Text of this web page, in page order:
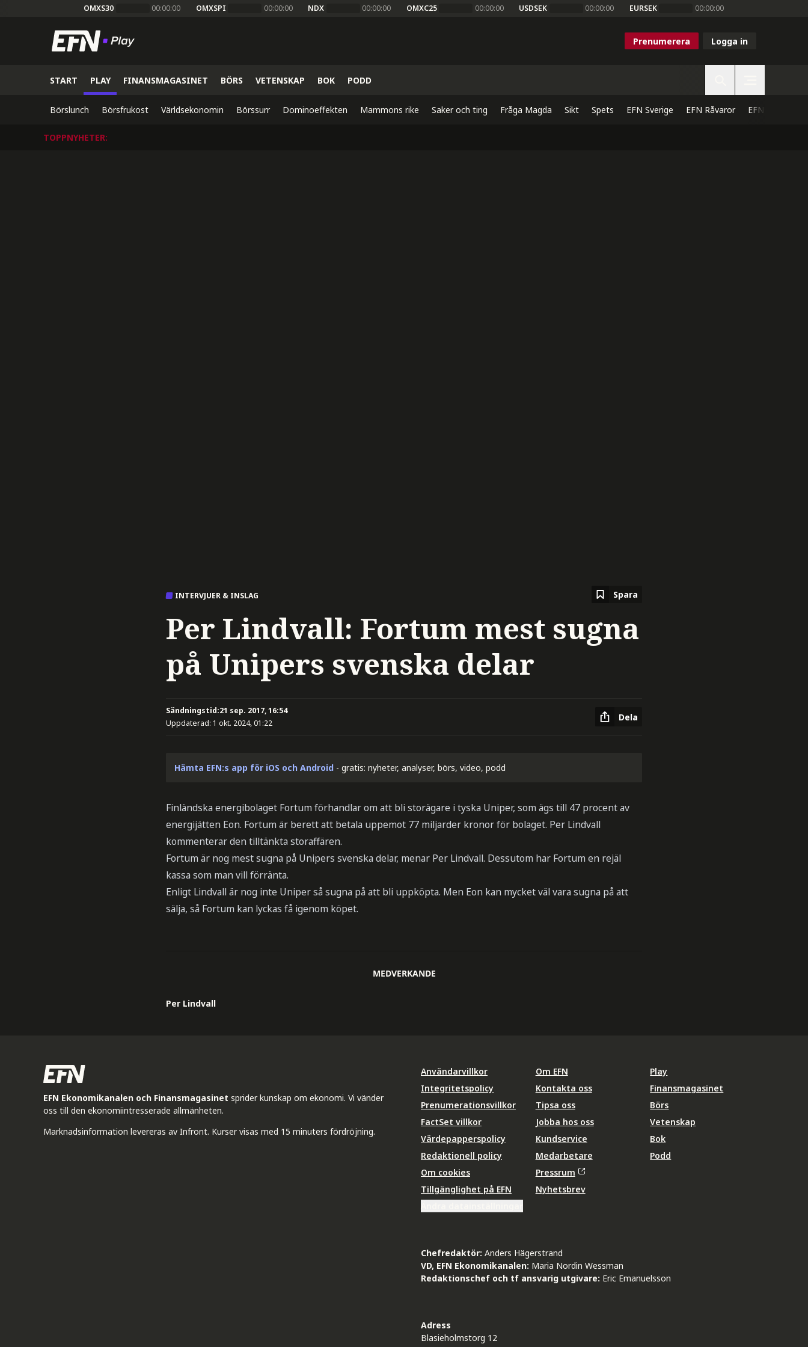
OMXS30 00:00:00 OMXSPI 00:00:00 NDX 00:00:00 OMXC25 00:00:00 USDSEK 00:00:00 EURSEK 00:00:00
Prenumerera Logga in
START PLAY FINANSMAGASINET BÖRS VETENSKAP BOK PODD
Börslunch Börsfrukost Världsekonomin Börssurr Dominoeffekten Mammons rike Saker och ting Fråga Magda Sikt Spets EFN Sverige EFN Råvaror EFN Direkt
TOPPNYHETER:
INTERVJUER & INSLAG Spara
Per Lindvall: Fortum mest sugna
på Unipers svenska delar
Sändningstid:21 sep. 2017, 16:54
Uppdaterad: 1 okt. 2024, 01:22
Dela
Hämta EFN:s app för iOS och Android - gratis: nyheter, analyser, börs, video, podd
Finländska energibolaget Fortum förhandlar om att bli storägare i tyska Uniper, som ägs till 47 procent av
energijätten Eon. Fortum är berett att betala uppemot 77 miljarder kronor för bolaget. Per Lindvall
kommenterar den tilltänkta storaffären.
Fortum är nog mest sugna på Unipers svenska delar, menar Per Lindvall. Dessutom har Fortum en rejäl
kassa som man vill förränta.
Enligt Lindvall är nog inte Uniper så sugna på att bli uppköpta. Men Eon kan mycket väl vara sugna på att
sälja, så Fortum kan lyckas få igenom köpet.
MEDVERKANDE
Per Lindvall
EFN Ekonomikanalen och Finansmagasinet sprider kunskap om ekonomi. Vi vänder
oss till den ekonomiintresserade allmänheten.
Marknadsinformation levereras av Infront. Kurser visas med 15 minuters fördröjning.
Användarvillkor
Integritetspolicy
Prenumerationsvillkor
FactSet villkor
Värdepapperspolicy
Redaktionell policy
Om cookies
Tillgänglighet på EFN
Om EFN
Kontakta oss
Tipsa oss
Jobba hos oss
Kundservice
Medarbetare
Pressrum
Nyhetsbrev
Play
Finansmagasinet
Börs
Vetenskap
Bok
Podd
Chefredaktör: Anders Hägerstrand
VD, EFN Ekonomikanalen: Maria Nordin Wessman
Redaktionschef och tf ansvarig utgivare: Eric Emanuelsson
Adress
Blasieholmstorg 12